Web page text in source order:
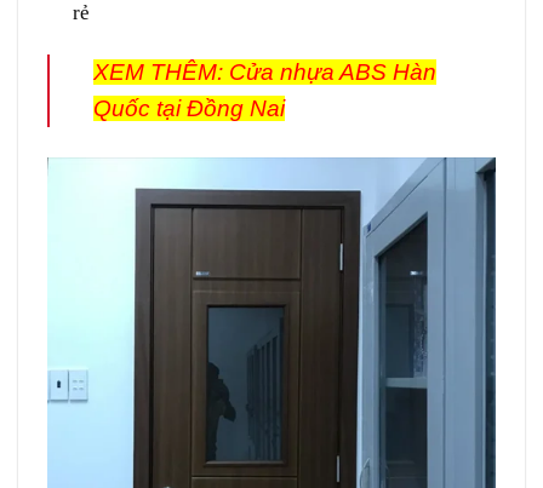
rẻ
XEM THÊM: Cửa nhựa ABS Hàn
Quốc tại Đồng Nai